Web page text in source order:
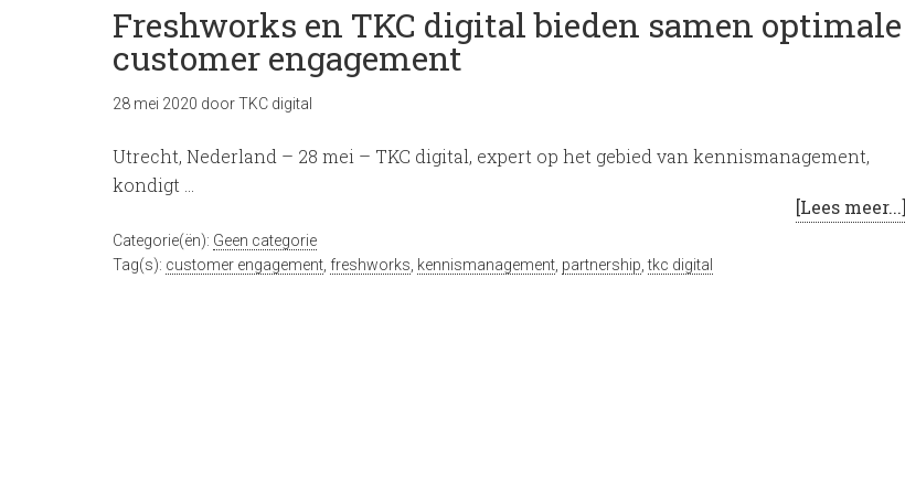
Freshworks en TKC digital bieden samen optimale
customer engagement
28 mei 2020 doorTKC digital
Utrecht, Nederland – 28 mei – TKC digital, expert op het gebied van kennismanagement,
kondigt …
[Lees meer...]
Categorie(ën): Geen categorie
Tag(s): customer engagement freshworks kennismanagement partnership ,tkc digital